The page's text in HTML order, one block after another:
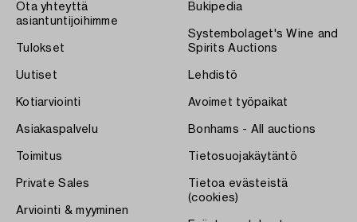
Ota yhteyttä
asiantuntijoihimme
Tulokset
Uutiset
Kotiarviointi
Asiakaspalvelu
Toimitus
Private Sales
Arviointi & myyminen
Bukipedia
Systembolaget's Wine and
Spirits Auctions
Lehdistö
Avoimet työpaikat
Bonhams - All auctions
Tietosuojakäytäntö
Tietoa evästeistä
(cookies)